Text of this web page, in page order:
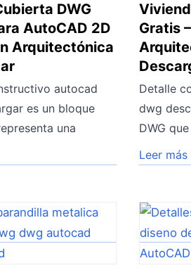
DWG
AutoCAD 2D
Arquitectónica
autocad
es un bloque
una
Gratis
Detalle
dwg
DWG
Leer más